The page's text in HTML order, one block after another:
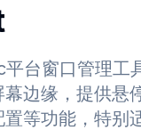
台窗口管理工
边缘，提供悬
等功能，特别